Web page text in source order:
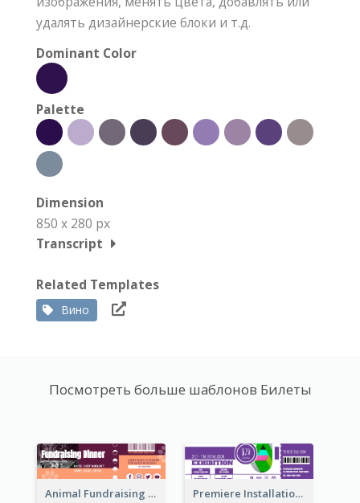
удалять дизайнерские блоки и т.д.
Dominant Color
Palette
Dimension
850 x 280 px
Transcript
Related Templates
Вино
Посмотреть больше шаблонов Билеты
Animal Fundraising Ticket Show Ticket Premiere Installation Exhibition Ticket